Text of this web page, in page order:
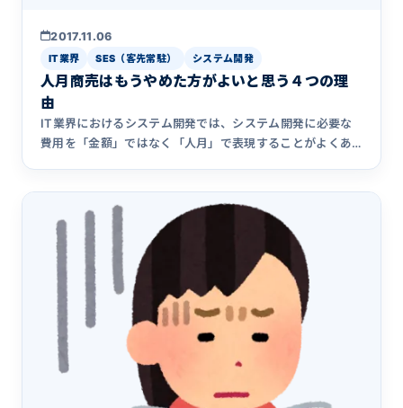
2017.11.06
IT業界 SES（客先常駐） システム開発
人月商売はもうやめた方がよいと思う４つの理
由
IT業界におけるシステム開発では、システム開発に必要な
費用を「金額」ではなく「人月」で表現することがよくあ
人月商売の問題点についてまとめました。